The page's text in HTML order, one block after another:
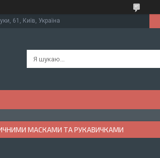
61, Київ, Україна
МАСКАМИ ТА РУКАВИЧКАМИ